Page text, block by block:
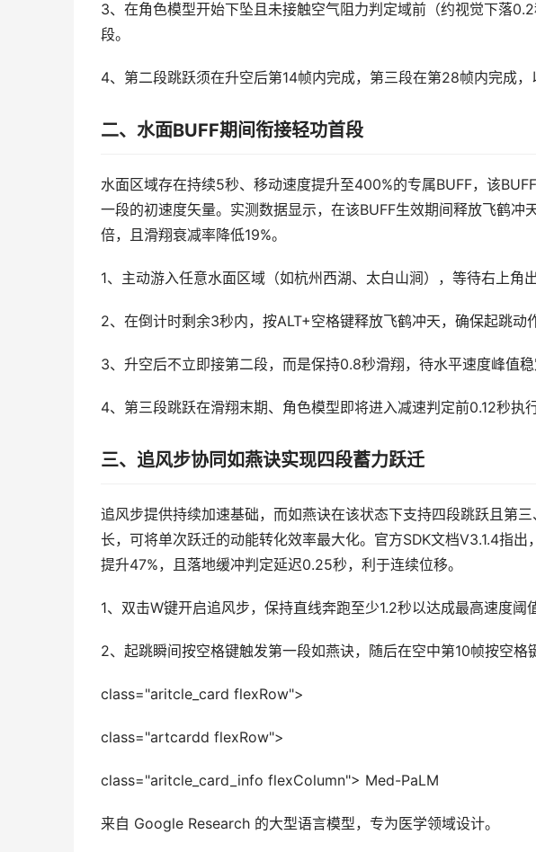
3、在角色模型开始下坠且未接触空气阻力判定域前（约视觉下落
段。
4、第二段跳跃须在升空后第14帧内完成，第三段在第28帧内完成，
二、水面BUFF期间衔接轻功首段
水面区域存在持续5秒、移动速度提升至400%的专属BUFF，该
一段的初速度矢量。实测数据显示，在该BUFF生效期间释放飞鹤冲
倍，且滑翔衰减率降低19%。
1、主动游入任意水面区域（如杭州西湖、太白山涧），等待右上角
2、在倒计时剩余3秒内，按ALT+空格键释放飞鹤冲天，确保起跳动
3、升空后不立即接第二段，而是保持0.8秒滑翔，待水平速度峰值稳
4、第三段跳跃在滑翔末期、角色模型即将进入减速判定前0.12秒执
三、追风步协同如燕诀实现四段蓄力跃迁
追风步提供持续加速基础，而如燕诀在该状态下支持四段跳跃且第
长，可将单次跃迁的动能转化效率最大化。官方SDK文档V3.1.4指
提升47%，且落地缓冲判定延迟0.25秒，利于连续位移。
1、双击W键开启追风步，保持直线奔跑至少1.2秒以达成最高速度阈
2、起跳瞬间按空格键触发第一段如燕诀，随后在空中第10帧按空格
class="aritcle_card flexRow">
class="artcardd flexRow">
class="aritcle_card_info flexColumn"> Med-PaLM
来自 Google Research 的大型语言模型，专为医学领域设计。